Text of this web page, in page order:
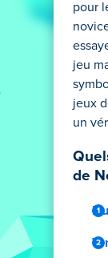
pour
jeu
jeux
un
de